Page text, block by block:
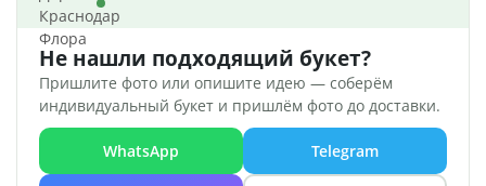
Не нашли подходящий букет?
Пришлите фото или опишите идею — соберём
индивидуальный букет и пришлём фото до доставки.
WhatsApp Telegram